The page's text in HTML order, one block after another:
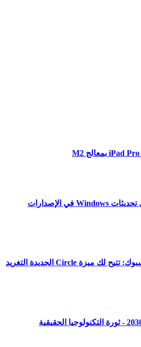
طرق لإيقاف تشغيل تحديثات Windows في الإصدارات
تويتر يتحول الى فيسبوك: تتيح لك ميزة Circle الجديدة التغريد